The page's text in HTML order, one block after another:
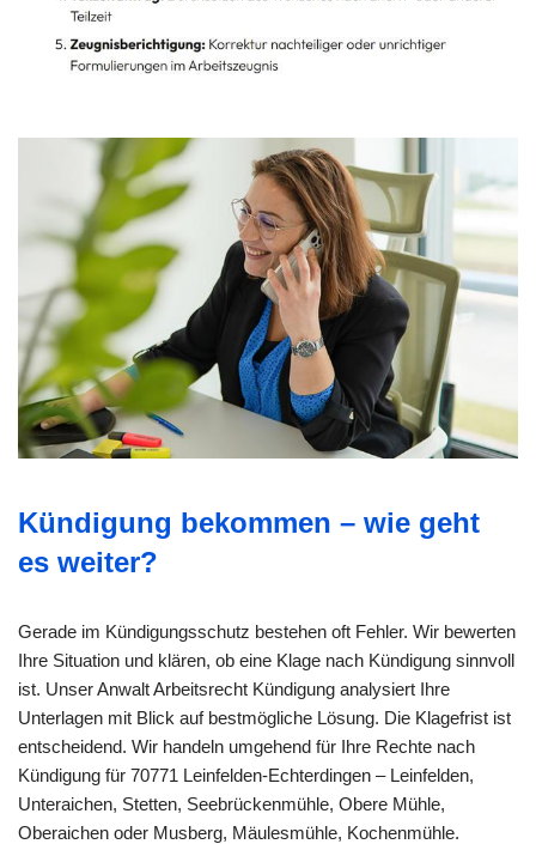
Kündigung bekommen – wie geht
es weiter?
Gerade im Kündigungsschutz bestehen oft Fehler. Wir bewerten
Ihre Situation und klären, ob eine Klage nach Kündigung sinnvoll
ist. Unser Anwalt Arbeitsrecht Kündigung analysiert Ihre
Unterlagen mit Blick auf bestmögliche Lösung. Die Klagefrist ist
entscheidend. Wir handeln umgehend für Ihre Rechte nach
Kündigung für 70771 Leinfelden-Echterdingen – Leinfelden,
Unteraichen, Stetten, Seebrückenmühle, Obere Mühle,
Oberaichen oder Musberg, Mäulesmühle, Kochenmühle.